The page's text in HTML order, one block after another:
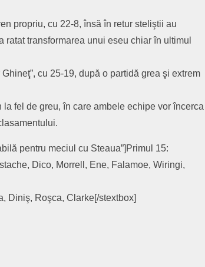
propriu, cu 22-8, însă în retur steliştii au
transformarea unui eseu chiar în ultimul
cu 25-19, după o partidă grea şi extrem
fel de greu, în care ambele echipe vor încerca
pentru meciul cu Steaua”]Primul 15:
Dico, Morrell, Ene, Falamoe, Wiringi,
Diniş, Roşca, Clarke[/stextbox]